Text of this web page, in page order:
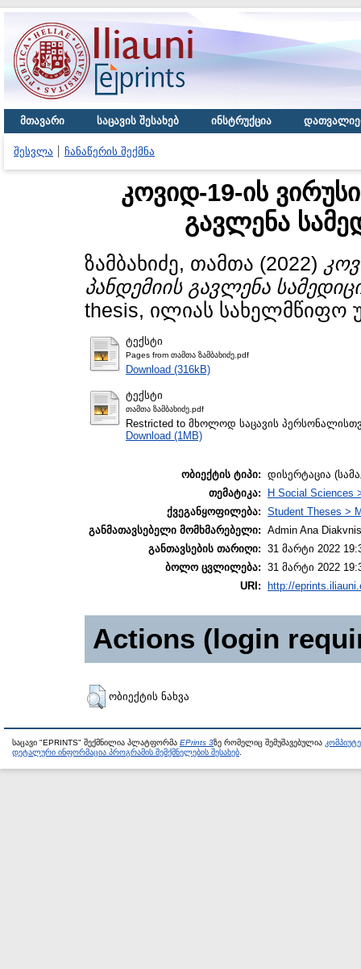
მთავარი საცავის შესახებ ინსტრუქცია
შესვლა ჩანაწერის შექმნა
კოვიდ-19-ის
გავლენა
ზამბახიძე, თამთა (2022)
პანდემიის გავლენა
thesis, ილიას სახელმწიფო
ტექსტი
Pages from თამთა ზამბახიძე.pdf
Download (316kB)
ტექსტი
თამთა ზამბახიძე.pdf
Restricted to მხოლოდ საცავის
Download (1MB)
ობიექტის ტიპი: დისერტაცია
თემატიკა:
H Social Sciences
ქვეგანყოფილება: Student Theses >
განმათავსებელი მომხმარებელი: Admin Ana
განთავსების თარიღი: 31 მარტი 2022
ბოლო ცვლილება: 31 მარტი 2022
URI:
http://
Actions (login
ობიექტის ნახვა
საცავი "EPRINTS" შექმნილია პლატფორმა EPrints 3ზე რომელიც შემუშავებულია
დეტალური ინფორმაცია პროგრამის შემქმნელების შესახებ.